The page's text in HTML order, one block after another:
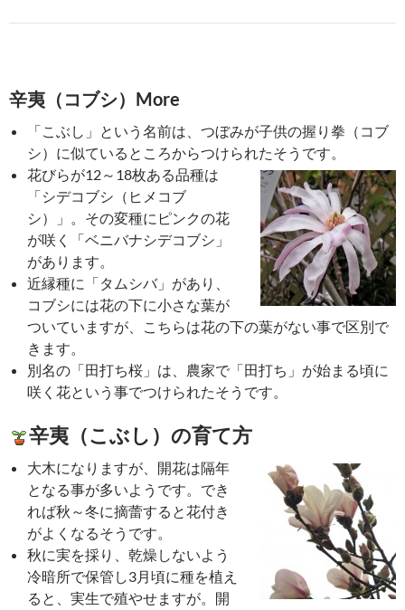
辛夷（コブシ）More
「こぶし」という名前は、つぼみが子供の握り拳（コブ
シ）に似ているところからつけられたそうです。
花びらが12～18枚ある品種は
「シデコブシ（ヒメコブ
シ）」。その変種にピンクの花
が咲く「ベニバナシデコブシ」
があります。
近縁種に「タムシバ」があり、
コブシには花の下に小さな葉が
ついていますが、こちらは花の下の葉がない事で区別で
きます。
別名の「田打ち桜」は、農家で「田打ち」が始まる頃に
咲く花という事でつけられたそうです。
辛夷（こぶし）の育て方
大木になりますが、開花は隔年
となる事が多いようです。でき
れば秋～冬に摘蕾すると花付き
がよくなるそうです。
秋に実を採り、乾燥しないよう
冷暗所で保管し3月頃に種を植え
ると、実生で殖やせますが。開